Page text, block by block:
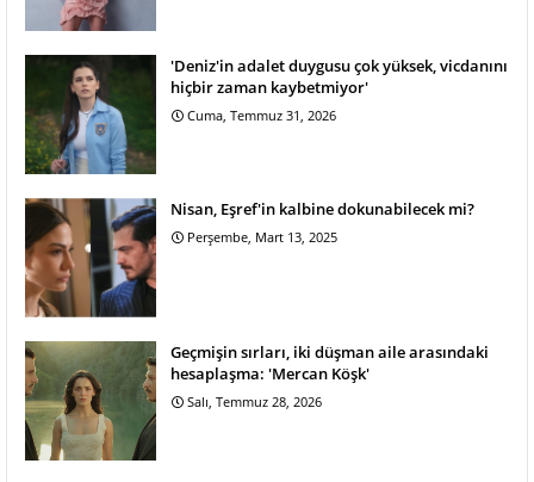
'Deniz'in adalet duygusu çok yüksek, vicdanını
hiçbir zaman kaybetmiyor'
Cuma, Temmuz 31, 2026
Nisan, Eşref'in kalbine dokunabilecek mi?
Perşembe, Mart 13, 2025
Geçmişin sırları, iki düşman aile arasındaki
hesaplaşma: 'Mercan Köşk'
Salı, Temmuz 28, 2026